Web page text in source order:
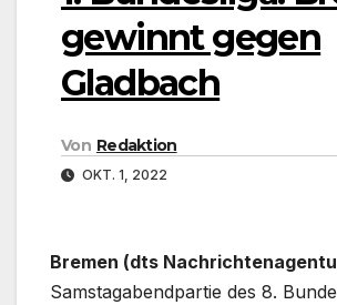
gewinnt gegen
Gladbach
Von Redaktion
OKT. 1, 2022
Bremen (dts
Samstagabendpartie des 8.